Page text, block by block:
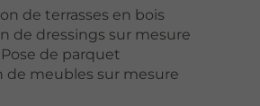
de terrasses en bois
de dressings sur mesure
Pose de parquet
de meubles sur mesure